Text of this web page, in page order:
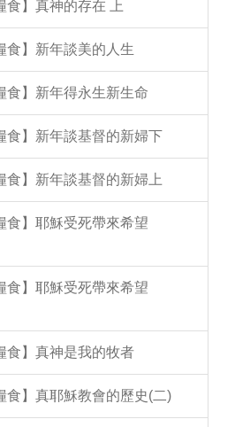
食】真神的存在 上
食】新年談美的人生
食】新年得永生新生命
食】新年談基督的新婦下
食】新年談基督的新婦上
食】耶穌受死帶來希望
食】耶穌受死帶來希望
食】真神是我的牧者
食】真耶穌教會的歷史(二)